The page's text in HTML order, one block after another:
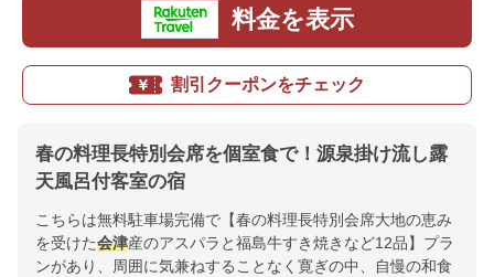
料金を表示
割引クーポンをチェック
春の料理長特別会席を個室食で！源泉掛け流し露
天風呂付客室の宿
こちらは無料駐車場完備で【春の料理長特別会席大地の恵み
を受けた会津産のアスパラと福島牛すき焼きなど12品】プラ
ンがあり、周囲に気兼ねすることなく寛ぎの中、自慢の和食